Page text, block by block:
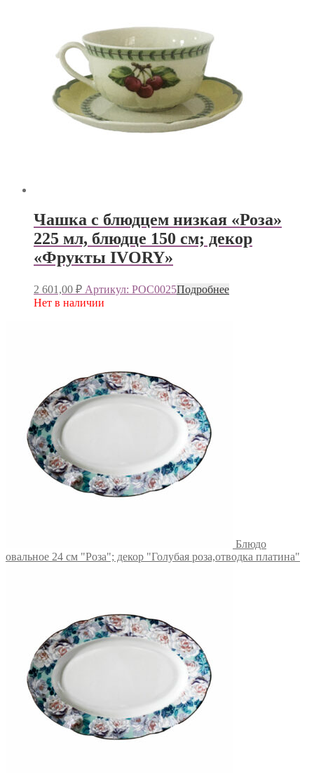
Чашка с блюдцем низкая «Роза»
225 мл, блюдце 150 см; декор
«Фрукты IVORY»
2 601,00 ₽ Артикул: РОС0025Подробнее
Нет в наличии
Блюдо
овальное 24 см "Роза"; декор "Голубая роза,отводка платина"